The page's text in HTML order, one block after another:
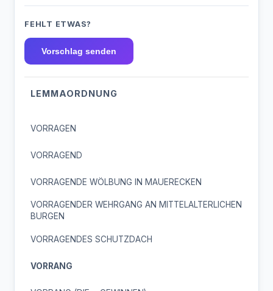
FEHLT ETWAS?
Vorschlag senden
LEMMAORDNUNG
VORRAGEN
VORRAGEND
VORRAGENDE WÖLBUNG IN MAUERECKEN
VORRAGENDER WEHRGANG AN MITTELALTERLICHEN
BURGEN
VORRAGENDES SCHUTZDACH
VORRANG